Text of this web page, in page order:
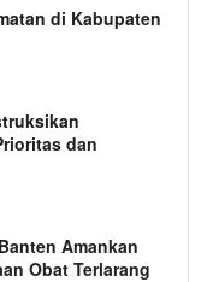
di Kabupaten
dan
Amankan
Obat Terlarang